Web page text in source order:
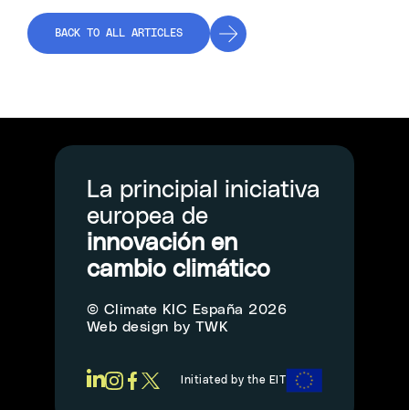
BACK TO ALL ARTICLES
La principial iniciativa
europea de
innovación en
cambio climático
© Climate KIC España 2026
Web design by TWK
Initiated by the EIT